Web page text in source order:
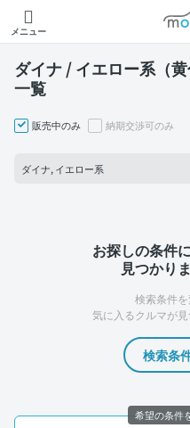
メニュー
ダイナ / イエロー系（
一覧
販売中のみ 納期交渉可のみ
ダイナ, イエロー系
お探しの条件
見つかり
検索条件
気に入るクルマが見
検索条
希望の条件